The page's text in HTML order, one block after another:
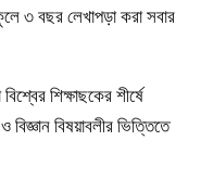
৩ বছর লেখাপড়া করা সবার
শিক্ষাছকের শীর্ষে
বিষয়াবলীর ভিত্তিতে